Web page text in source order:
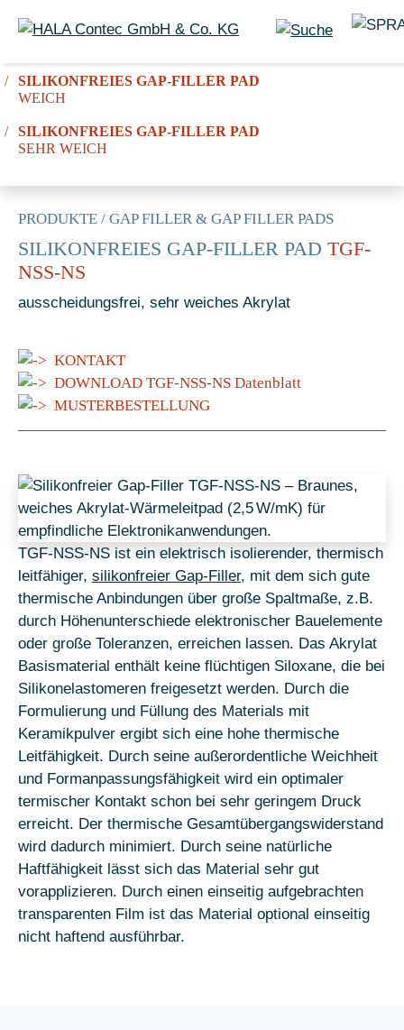
SILIKONFREIES GAP-FILLER PAD
WEICH
SILIKONFREIES GAP-FILLER PAD
SEHR WEICH
PRODUKTE / GAP FILLER & GAP FILLER PADS
SILIKONFREIES GAP-FILLER PAD TGF-
NSS-NS
ausscheidungsfrei, sehr weiches Akrylat
KONTAKT
DOWNLOAD TGF-NSS-NS Datenblatt
MUSTERBESTELLUNG
TGF-NSS-NS ist ein elektrisch isolierender, thermisch
leitfähiger, silikonfreier Gap-Filler, mit dem sich gute
thermische Anbindungen über große Spaltmaße, z.B.
durch Höhenunterschiede elektronischer Bauelemente
oder große Toleranzen, erreichen lassen. Das Akrylat
Basismaterial enthält keine flüchtigen Siloxane, die bei
Silikonelastomeren freigesetzt werden. Durch die
Formulierung und Füllung des Materials mit
Keramikpulver ergibt sich eine hohe thermische
Leitfähigkeit. Durch seine außerordentliche Weichheit
und Formanpassungsfähigkeit wird ein optimaler
termischer Kontakt schon bei sehr geringem Druck
erreicht. Der thermische Gesamtübergangswiderstand
wird dadurch minimiert. Durch seine natürliche
Haftfähigkeit lässt sich das Material sehr gut
vorapplizieren. Durch einen einseitig aufgebrachten
transparenten Film ist das Material optional einseitig
nicht haftend ausführbar.